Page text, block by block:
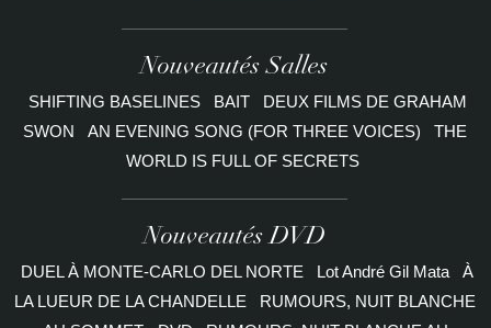
Nouveautés Salles
SHIFTING BASELINES BAIT
DEUX FILMS DE GRAHAM
SWON
AN EVENING SONG (FOR THREE VOICES)
THE
WORLD IS FULL OF SECRETS
Nouveautés DVD
DUEL À MONTE-CARLO DEL NORTE Lot André Gil Mata
À
LA LUEUR DE LA CHANDELLE
RUMOURS, NUIT BLANCHE